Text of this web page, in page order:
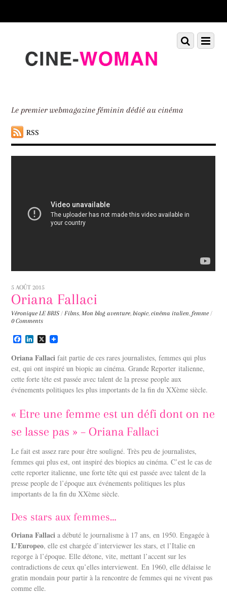
down
Le premier webmagazine féminin dédié au cinéma
RSS
Menu
Scroll
down
5 AOÛT 2015
Oriana Fallaci
Véronique LE BRIS / Films,Mon blog aventure,biopic,cinéma italien, femme /
0 Comments
F
c
e
b
o
o
k
L
n
k
e
d
I
n
X
Oriana Fallaci fait partie de ces rares journalistes, femmes qui plus
est, qui ont inspiré un biopic au cinéma. Grande Reporter italienne,
cette forte tête est passée avec talent de la presse people aux
événements politiques les plus importants de la fin du XXème siècle.
« Etre une femme est un défi dont on ne
se lasse pas » – Oriana Fallaci
Le fait est assez rare pour être souligné. Très peu de journalistes,
femmes qui plus est, ont inspiré des biopics au cinéma. C’est le cas de
cette reporter italienne, une forte tête qui est passée avec talent de la
presse people de l’époque aux événements politiques les plus
importants de la fin du XXème siècle.
Des stars aux femmes…
Oriana Fallaci a débuté le journalisme à 17 ans, en 1950. Engagée à
L’Europeo, elle est chargée d’interviewer les stars, et l’Italie en
regorge à l’époque. Elle détone, vite, mettant l’accent sur les
contradictions de ceux qu’elles interviewent. En 1960, elle délaisse le
gratin mondain pour partir à la rencontre de femmes qui ne vivent pas
comme elle.